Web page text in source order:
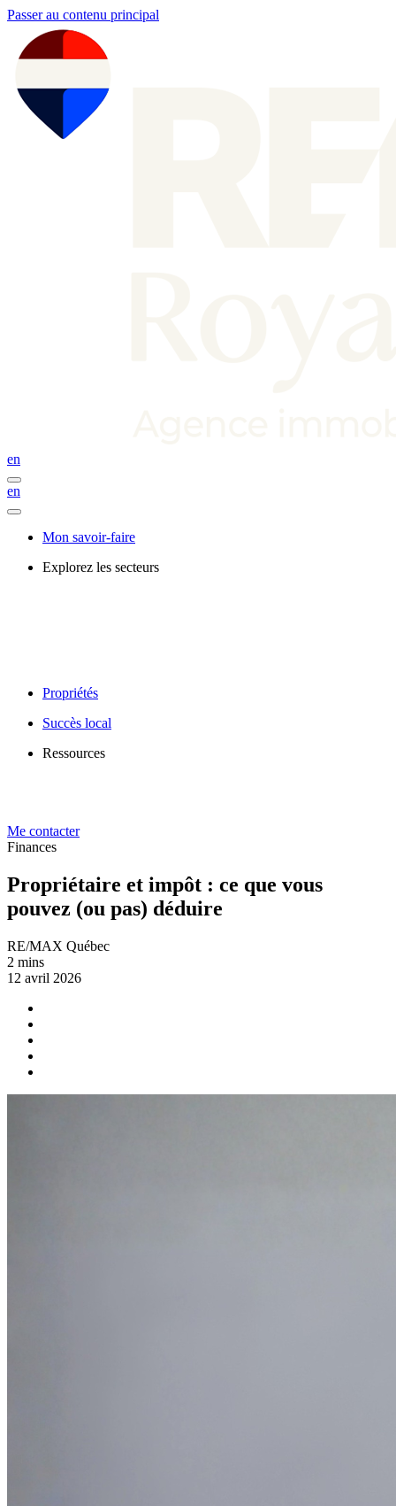
Passer au contenu principal
en
en
Mon savoir-faire
Explorez les secteurs
Propriétés
Succès local
Ressources
Me contacter
Finances
Propriétaire et impôt : ce que vous
pouvez (ou pas) déduire
RE/MAX Québec
2 mins
12 avril 2026